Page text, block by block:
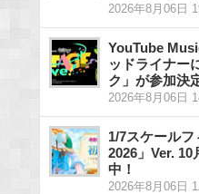
2026年8月06日
YouTube
ッドライナー
ク」が参加決
2026年8月06日
1/7スケール
2026」Ver. 10
中！
2026年8月06日